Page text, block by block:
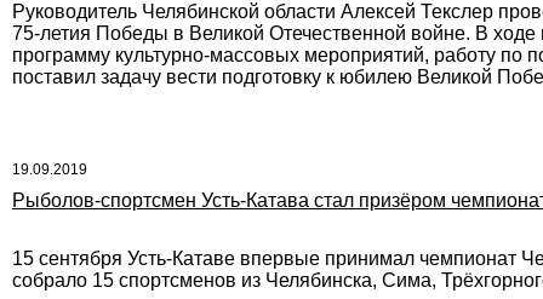
Руководитель Челябинской области Алексей Текслер
75-летия Победы в Великой Отечественной войне. В
программу культурно-массовых мероприятий, работу
поставил задачу вести подготовку к юбилею Великой
19.09.2019
Рыболов-спортсмен Усть-Катава стал призёром
15 сентября Усть-Катаве впервые принимал чемпионат
собрало 15 спортсменов из Челябинска, Сима,